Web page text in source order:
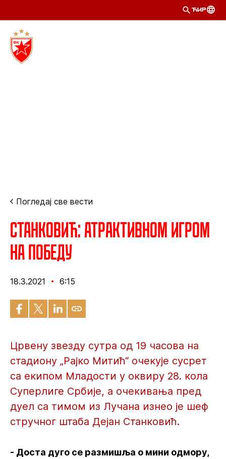
ЋИР
Погледај све вести
Станковић: Атрактивном игром
на победу
18.3.2021 6:15
Црвену звезду сутра од 19 часова на
стадиону „Рајко Митић“ очекује сусрет
са екипом Младости у оквиру 28. кола
Суперлиге Србије, а очекивања пред
дуел са тимом из Лучана изнео је шеф
стручног штаба Дејан Станковић.
- Доста дуго се размишља о мини одмору,